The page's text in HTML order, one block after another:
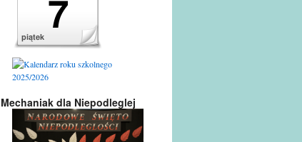
Mechaniak dla Niepodleglej